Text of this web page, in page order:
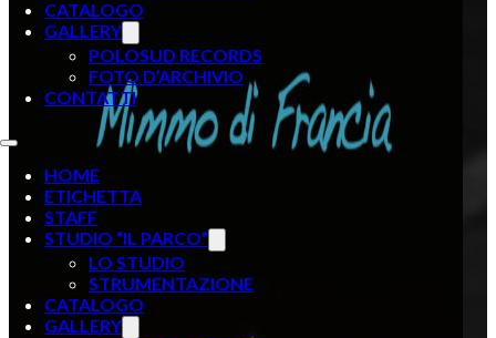
CATALOGO
GALLERY
POLOSUD RECORDS
FOTO D’ARCHIVIO
CONTATTI
HOME
ETICHETTA
STAFF
STUDIO “IL PARCO”
LO STUDIO
STRUMENTAZIONE
CATALOGO
GALLERY